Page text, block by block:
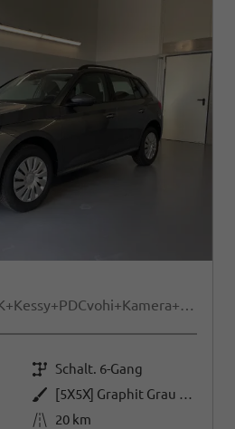
Selection 115PS AHK+Kessy+PDCvohi+Kamera+Climatronic+AppConnect+Sitzheizung
Getriebe Schalt. 6-Gang
Außenfarbe
[5X5X] Graphit Grau Metallic
Kilometerstand 20 km